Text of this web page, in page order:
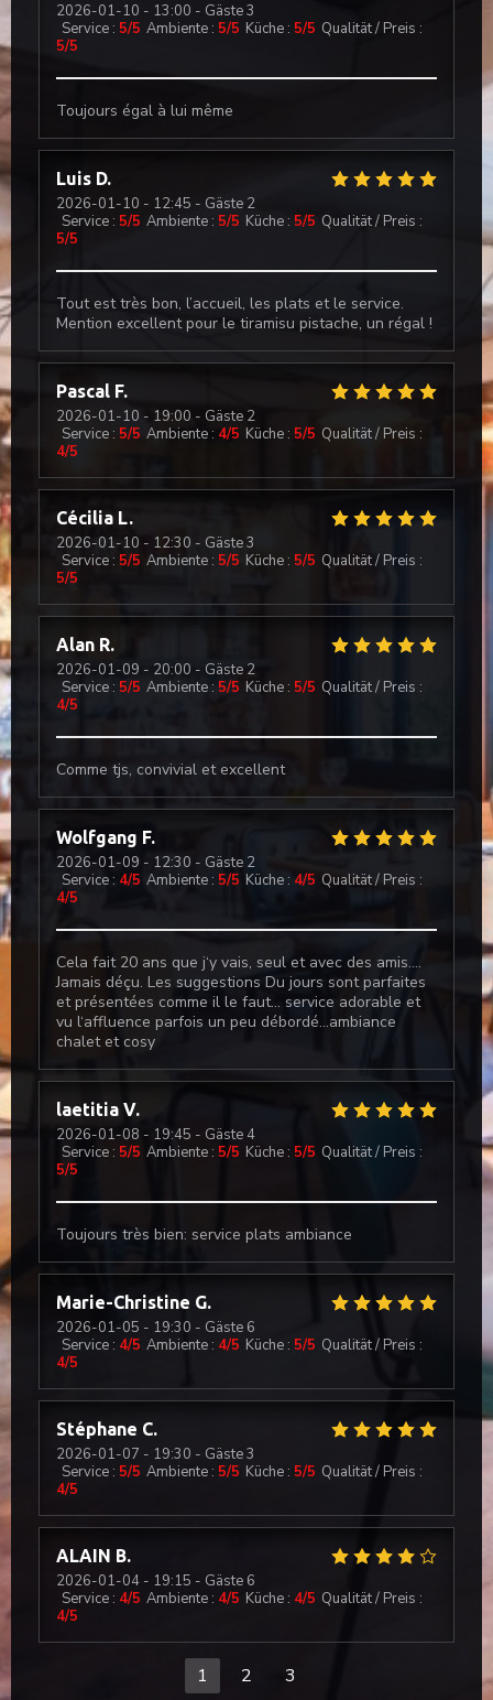
2026-01-10 - 13:00 - Gäste 3
Service : 5/5 Ambiente : 5/5 Küche : 5/5 Qualität / Preis :
5/5
Toujours égal à lui même
Luis D
2026-01-10 - 12:45 - Gäste 2
Service : 5/5 Ambiente : 5/5 Küche : 5/5 Qualität / Preis :
5/5
Tout est très bon, l’accueil, les plats et le service.
Mention excellent pour le tiramisu pistache, un régal !
Pascal F
2026-01-10 - 19:00 - Gäste 2
Service : 5/5 Ambiente : 4/5 Küche : 5/5 Qualität / Preis :
4/5
Cécilia L
2026-01-10 - 12:30 - Gäste 3
Service : 5/5 Ambiente : 5/5 Küche : 5/5 Qualität / Preis :
5/5
Alan R
2026-01-09 - 20:00 - Gäste 2
Service : 5/5 Ambiente: 5/5 Küche : 5/5 Qualität / Preis :
4/5
Comme tjs, convivial et excellent
Wolfgang F
2026-01-09 - 12:30 - Gäste 2
Service: 4/5 Ambiente : 5/5 Küche : 4/5 Qualität / Preis :
4/5
Cela fait 20 ans que j‘y vais, seul et avec des amis….
Jamais déçu. Les suggestions Du jours sont parfaites
et présentées comme il le faut… service adorable et
vu l‘affluence parfois un peu débordé…ambiance
chalet et cosy
laetitia V
2026-01-08 - 19:45 - Gäste 4
Service : 5/5 Ambiente : 5/5 Küche : 5/5 Qualität / Preis :
5/5
Toujours très bien: service plats ambiance
Marie-Christine G
2026-01-05 - 19:30 - Gäste 6
Service : 4/5 Ambiente : 4/5 Küche : 5/5 Qualität / Preis :
4/5
Stéphane C
2026-01-07 - 19:30 - Gäste 3
Service : 5/5 Ambiente : 5/5 Küche : 5/5 Qualität / Preis :
4/5
ALAIN B
2026-01-04 - 19:15 - Gäste 6
Service : 4/5 Ambiente : 4/5 Küche : 4/5 Qualität / Preis :
4/5
1 2 3
Il Caravaggio